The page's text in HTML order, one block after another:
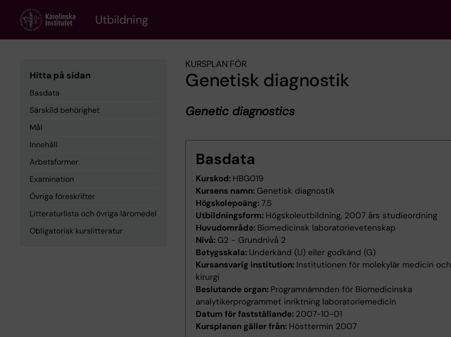
content
Utbildning
Hitta på sidan
Basdata
Särskild behörighet
Mål
Innehåll
Arbetsformer
Examination
Övriga föreskrifter
Litteraturlista och övriga läromedel
Obligatorisk kurslitteratur
KURSPLAN FÖR
Genetisk diagnostik
Genetic diagnostics
Basdata
Kurskod: HBG019
Kursens namn: Genetisk diagnostik
Högskolepoäng:7.5
Utbildningsform: Högskoleutbildning, 2007 års studieordning
Huvudområde: Biomedicinsk laboratorievetenskap
Nivå: G2 - Grundnivå 2
Betygsskala: Underkänd (U) eller godkänd (G)
Kursansvarig institution: Institutionen för molekylär medicin och
kirurgi
Beslutande organ: Programnämnden för Biomedicinska
analytikerprogrammet inriktning laboratoriemedicin
Datum för fastställande: 2007-10-01
Kursplanen gäller från: Hösttermin 2007